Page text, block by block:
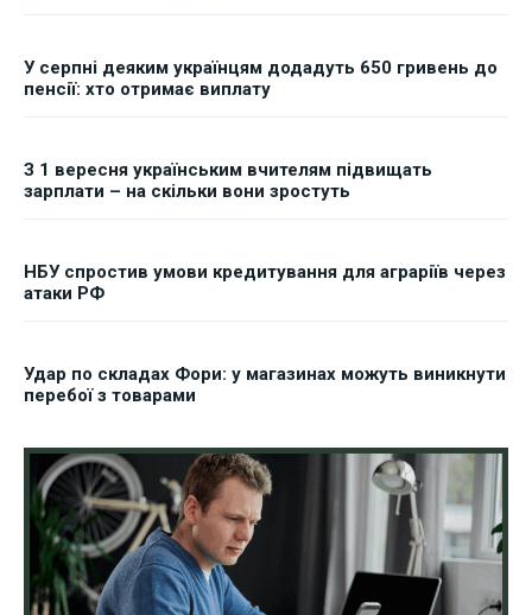
У серпні деяким українцям додадуть 650 гривень до
пенсії: хто отримає виплату
З 1 вересня українським вчителям підвищать
зарплати – на скільки вони зростуть
НБУ спростив умови кредитування для аграріїв через
атаки РФ
Удар по складах Фори: у магазинах можуть виникнути
перебої з товарами